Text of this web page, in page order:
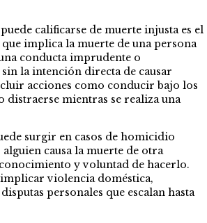
calificarse de muerte injusta es el
implica la muerte de una persona
conducta imprudente o
sin la intención directa de causar
acciones como conducir bajo los
distraerse mientras se realiza una
surgir en casos de homicidio
causa la muerte de otra
y voluntad de hacerlo.
implicar violencia doméstica,
personales que escalan hasta